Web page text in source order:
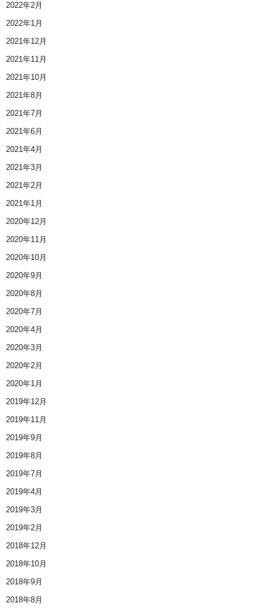
2022年2月
2022年1月
2021年12月
2021年11月
2021年10月
2021年8月
2021年7月
2021年6月
2021年4月
2021年3月
2021年2月
2021年1月
2020年12月
2020年11月
2020年10月
2020年9月
2020年8月
2020年7月
2020年4月
2020年3月
2020年2月
2020年1月
2019年12月
2019年11月
2019年9月
2019年8月
2019年7月
2019年4月
2019年3月
2019年2月
2018年12月
2018年10月
2018年9月
2018年8月